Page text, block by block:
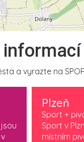
a vyrazte na
Plzeň
Sport +
Sport v
místním